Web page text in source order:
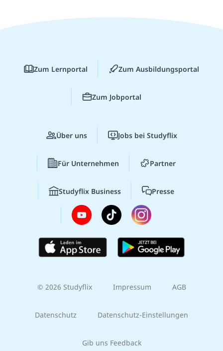
Zum Lernportal Zum Ausbildungsportal
Zum Jobportal
Über uns Jobs bei Studyflix
Für Unternehmen Partner
Studyflix Business Presse
© 2026 Studyflix Impressum AGB
Datenschutz Datenschutz-Einstellungen
Gib uns Feedback